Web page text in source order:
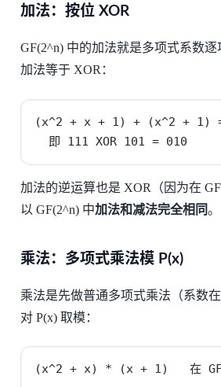
加法：按位 XOR
GF(2^n) 中的加法就是多项式系数逐
加法等于 XOR：
(x^2 + x + 1) + (x^2 + 1)
  即 111 XOR 101 = 010
加法的逆运算也是 XOR（因为在
以 GF(2^n) 中加法和减法完全相同。
乘法：多项式乘法模 P(x)
乘法是先做普通多项式乘法（系数
对 P(x) 取模：
(x^2 + x) * (x + 1)   在